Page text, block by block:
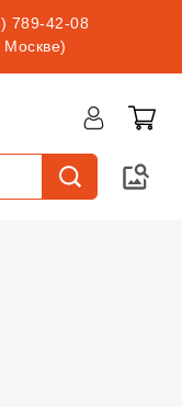
789-42-08
Москве)